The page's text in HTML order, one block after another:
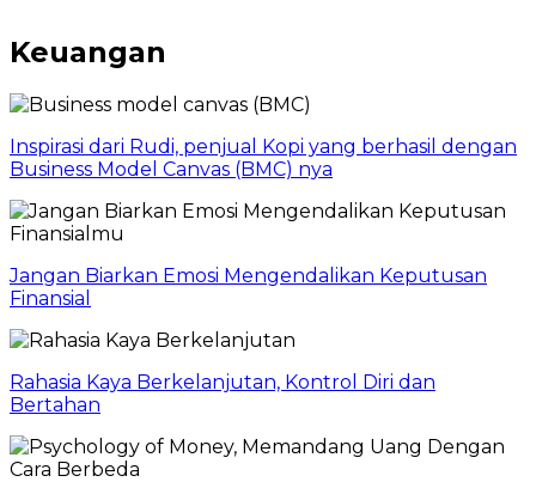
Keuangan
Inspirasi dari Rudi, penjual Kopi yang berhasil dengan
Business Model Canvas (BMC) nya
Jangan Biarkan Emosi Mengendalikan Keputusan
Finansial
Rahasia Kaya Berkelanjutan, Kontrol Diri dan
Bertahan